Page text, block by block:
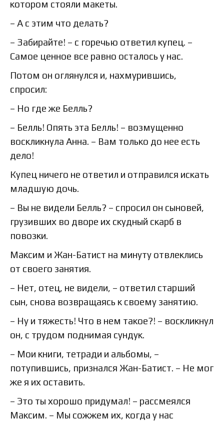
котором стояли макеты.
– А с этим что делать?
– Забирайте! – с горечью ответил купец. –
Самое ценное все равно осталось у нас.
Потом он оглянулся и, нахмурившись,
спросил:
– Но где же Белль?
– Белль! Опять эта Белль! – возмущенно
воскликнула Анна. – Вам только до нее есть
дело!
Купец ничего не ответил и отправился искать
младшую дочь.
– Вы не видели Белль? – спросил он сыновей,
грузивших во дворе их скудный скарб в
повозки.
Максим и Жан-Батист на минуту отвлеклись
от своего занятия.
– Нет, отец, не видели, – ответил старший
сын, снова возвращаясь к своему занятию.
– Ну и тяжесть! Что в нем такое?! – воскликнул
он, с трудом поднимая сундук.
– Мои книги, тетради и альбомы, –
потупившись, признался Жан-Батист. – Не мог
же я их оставить.
– Это ты хорошо придумал! – рассмеялся
Максим. – Мы сожжем их, когда у нас